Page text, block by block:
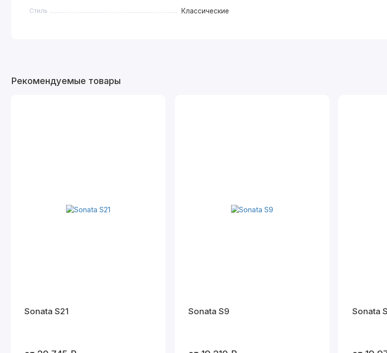
Стиль Классические
Рекомендуемые товары
Sonata S21 Sonata S9 Sonata